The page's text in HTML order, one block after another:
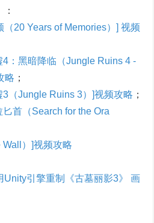
20 Years of Memories）] 视频
：黑暗降临（Jungle Ruins 4 -
略 ；
（Jungle Ruins 3）]视频攻略 ；
首（Search for the Ora
）]视频攻略
Unity引擎重制《古墓丽影3》 画